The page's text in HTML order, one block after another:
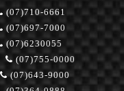
(07)710-6661
(07)697-7000
(07)6230055
(07)755-0000
(07)643-9000